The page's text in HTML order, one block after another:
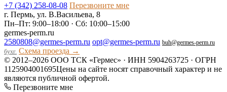
+7 (342) 258-08-08 Перезвоните мне
г. Пермь, ул. В.Васильева, 8
Пн–Пт: 9:00–18:00 · Сб: 10:00–15:00
germes-perm.ru
2580808@germes-perm.ru opt@germes-perm.ru buh@germes-perm.ru
бухг. Схема проезда →
© 2012–2026 ООО ТСК «Гермес» · ИНН 5904263725 · ОГРН
1125904001695Цены на сайте носят справочный характер и не
являются публичной офертой.
Перезвоните мне